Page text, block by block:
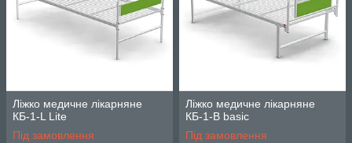
Ліжко медичне лікарняне
КБ-1-L Lite
Під замовлення
Ліжко медичне лікарняне
КБ-1-В basic
Під замовлення